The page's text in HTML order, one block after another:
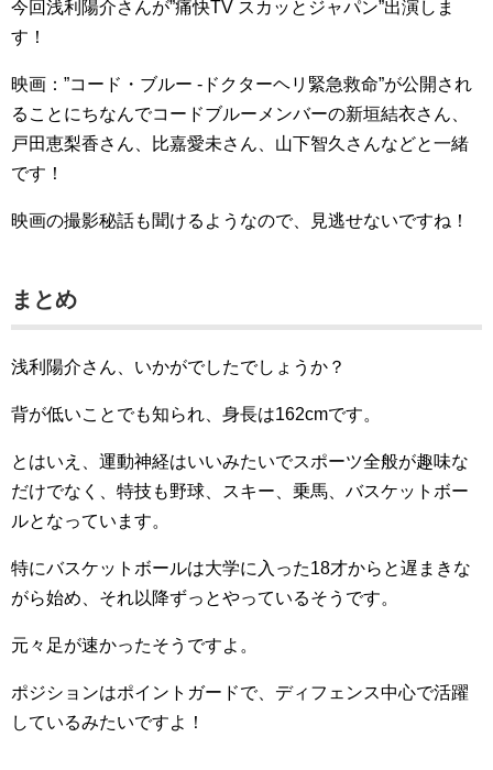
今回浅利陽介さんが”痛快TV スカッとジャパン”出演しま
す！
映画：”コード・ブルー -ドクターヘリ緊急救命”が公開され
ることにちなんでコードブルーメンバーの新垣結衣さん、
戸田恵梨香さん、比嘉愛未さん、山下智久さんなどと一緒
です！
映画の撮影秘話も聞けるようなので、見逃せないですね！
まとめ
浅利陽介さん、いかがでしたでしょうか？
背が低いことでも知られ、身長は162cmです。
とはいえ、運動神経はいいみたいでスポーツ全般が趣味な
だけでなく、特技も野球、スキー、乗馬、バスケットボー
ルとなっています。
特にバスケットボールは大学に入った18才からと遅まきな
がら始め、それ以降ずっとやっているそうです。
元々足が速かったそうですよ。
ポジションはポイントガードで、ディフェンス中心で活躍
しているみたいですよ！